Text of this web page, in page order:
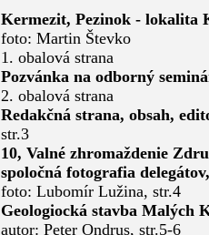
Kermezit, Pezinok - lokalita
foto: Martin Števko
1. obalová strana
Pozvánka na odborný
2. obalová strana
Redakčná strana, obsah,
str.3
10, Valné zhromaždenie
spoločná fotografia
foto: Lubomír Lužina, str.4
Geologiocká stavba Malých
autor: Peter Ondrus, str.5-6